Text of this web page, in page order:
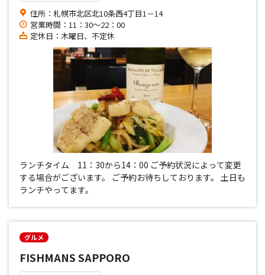
住所：札幌市北区北10条西4丁目1－14
営業時間：11：30～22：00
定休日：木曜日、不定休
ランチタイム 11：30から14：00 ご予約状況によって変更
する場合がございます。 ご予約お待ちしております。 土日も
ランチやってます。
グルメ
FISHMANS SAPPORO